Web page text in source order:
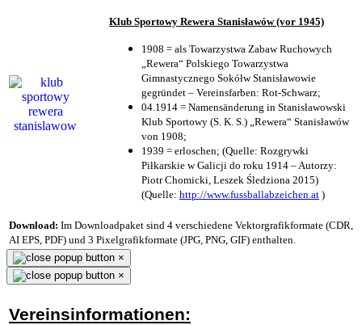
Klub Sportowy Rewera Stanisławów (vor 1945)
1908 = als Towarzystwa Zabaw Ruchowych
„Rewera“ Polskiego Towarzystwa
Gimnastycznego Sokółw Stanisławowie
gegründet – Vereinsfarben: Rot-Schwarz;
04.1914 = Namensänderung in Stanisławowski
Klub Sportowy (S. K. S.) „Rewera“ Stanisławów
von 1908;
1939 = erloschen; (Quelle: Rozgrywki
Piłkarskie w Galicji do roku 1914 – Autorzy:
Piotr Chomicki, Leszek Śledziona 2015)
(Quelle: http://www.fussballabzeichen.at )
Download: Im Downloadpaket sind 4 verschiedene Vektorgrafikformate (CDR,
AI EPS, PDF) und 3 Pixelgrafikformate (JPG, PNG, GIF) enthalten.
×
×
Vereinsinformationen: